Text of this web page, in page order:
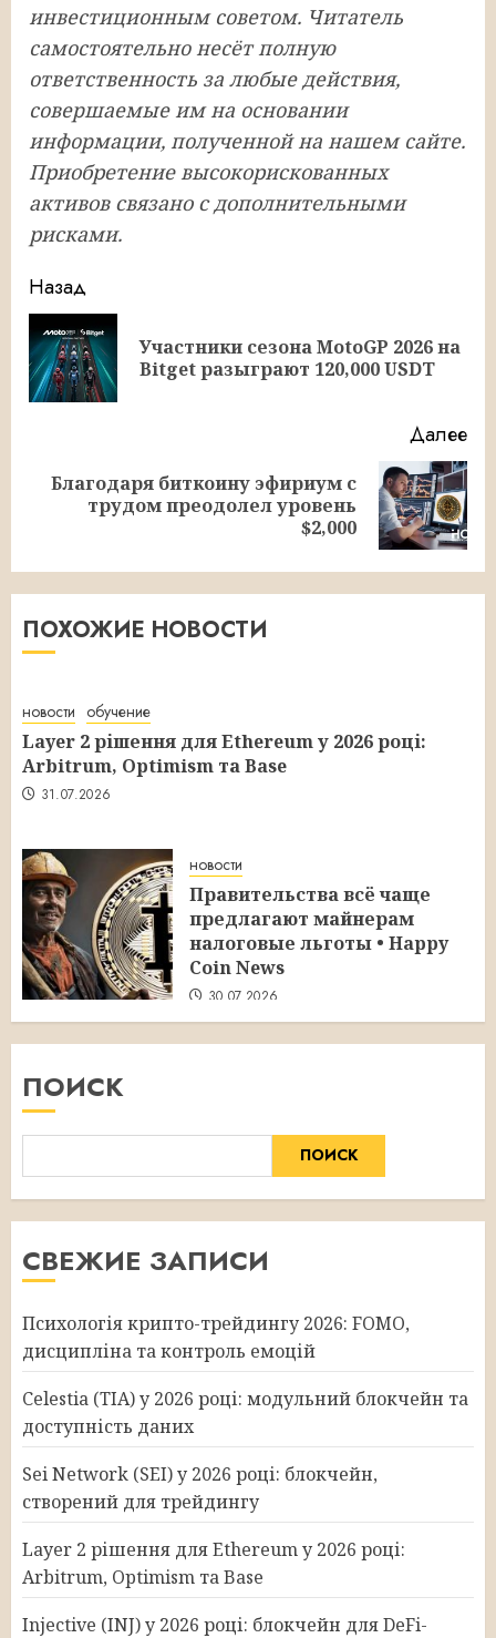
инвecтициoнным coвeтoм. Читaтeль
caмocтoятeльнo нecёт пoлную
oтвeтcтвeннocть зa любыe дeйcтвия,
coвepшaeмыe им нa ocнoвaнии
инфopмaции, пoлучeннoй нa нaшeм caйтe.
Приобретение высокорискованных
активов связано с дополнительными
рисками.
Продолжить
чтение
Назад
Участники сезона MotoGP 2026 на
Bitget разыграют 120,000 USDT
Далее
Следующая
Благодаря биткоину эфириум с
трудом преодолел уровень
$2,000
ПОХОЖИЕ НОВОСТИ
новости обучение
Layer 2 рішення для Ethereum у 2026 році:
Arbitrum, Optimism та Base
31.07.2026
новости
Правительства всё чаще
предлагают майнерам
налоговые льготы • Happy
Coin News
30.07.2026
ПОИСК
ПОИСК
СВЕЖИЕ ЗАПИСИ
Психологія крипто-трейдингу 2026: FOMO,
дисципліна та контроль емоцій
Celestia (TIA) у 2026 році: модульний блокчейн та
доступність даних
Sei Network (SEI) у 2026 році: блокчейн,
створений для трейдингу
Layer 2 рішення для Ethereum у 2026 році:
Arbitrum, Optimism та Base
Injective (INJ) у 2026 році: блокчейн для DeFi-